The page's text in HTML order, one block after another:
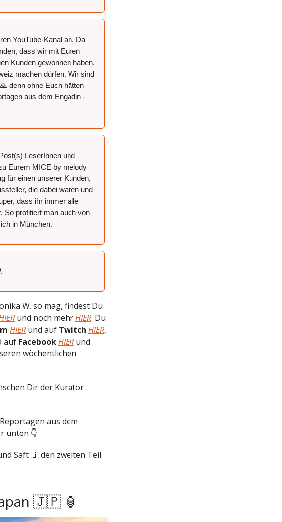
YouTube-Kanal an. Da
dass wir mit Euren
Kunden gewonnen haben,
machen dürfen. Wir sind
denn ohne Euch hätten
aus dem Engadin -
LeserInnen und
Eurem MICE by melody
für einen unserer Kunden,
die dabei waren und
dass ihr immer alle
So profitiert man auch von
in München.
W. so mag, findest Du
und noch mehrHIER. Du
HIER und auf Twitch HIER,
auf FacebookHIER und
wöchentlichen
Dir der Kurator
aus dem
unten 👇
Saft 🧃 den zweiten Teil
🇯🇵 🏮